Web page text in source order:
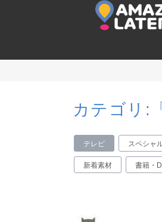
カテゴリ:
テレビ スペシャ
新着素材 書籍・